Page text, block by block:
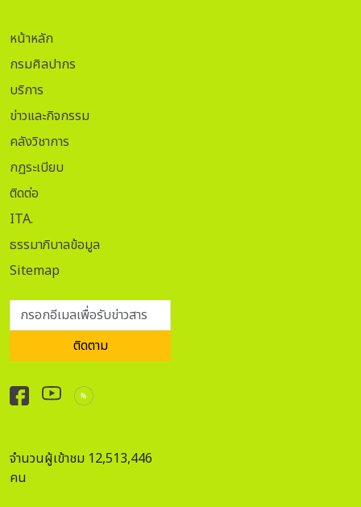
โบราณสถาน ทะเบียน ๐๐๐๐๒๓๒ ในราชกิจจานุเบกษา เล่ม ๑๑๖
ตอนพิเศษ ๑๗ ง หน้า ๑๒ ข้อมูลจาก : - โบราณสถานสำคัญ
ของจังหวัดปทุมธานี กลุ่มโบราณคดี สำนักศิลปากรที่ ๒
สุพรรณบุรี กรมศิลปากร (มิถุนายน ๒๕๖๒ สงวนลิขสิทธิ์) -
ภูมิปัญญา จังหวัดปทุมธานี นางสาวภัทรา เชาว์ปรัชญากุล ภัณฑา
รักษ์ชำนาญการ พิพิธภัณฑสถานแห่งชาติ ชาวนาไทย สุพรรณบุรี
สำนักศิลปากรที่ ๒ สุพรรณบุรี เรียบเรียงข้อมูลและถ่ายภาพ
หน้าหลัก
กรมศิลปากร
บริการ
ข่าวและกิจกรรม
คลังวิชาการ
กฏระเบียบ
ติดต่อ
ITA.
ธรรมาภิบาลข้อมูล
Sitemap
กรอกอีเมลเพื่อรับข่าวสาร
ติดตาม
จำนวนผู้เข้าชม 12,513,446
คน